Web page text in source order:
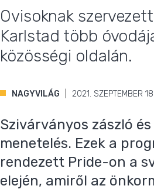
Ovisoknak
Karlstad több
közösségi oldalán.
NAGYVILÁG 2021. SZEPTEMBER
Szivárványos zászló
menetelés. Ezek a
rendezett Pride-on a
elején, amiről az